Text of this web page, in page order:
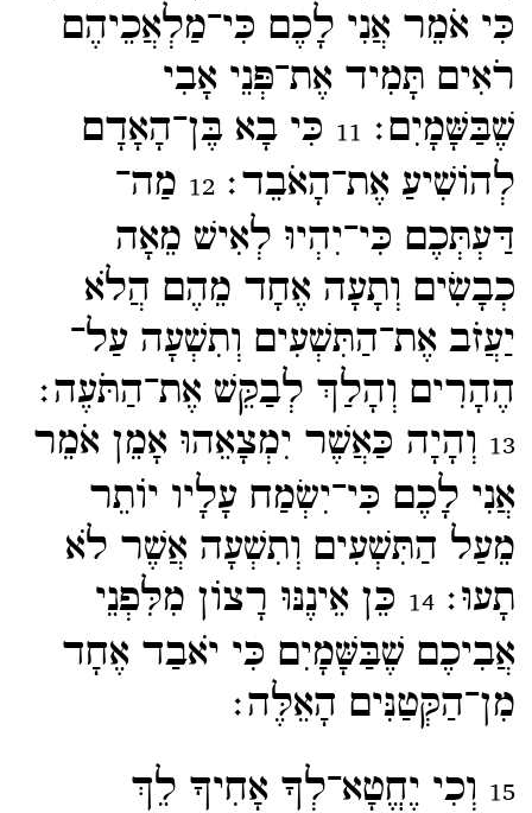
כִּי אֹמֵר אֲנִי לָכֶם כִּי־​מַלְאֲכֵיהֶם
רֹאִים תָּמִיד אֶת־​פְּנֵי אָבִי
שֶׁבַּשָּׁמָיִם׃ 11 כִּי בָא בֶּן־​הָאָדָם
לְהוֹשִׁיעַ אֶת־​הָאֹבֵד׃12 מַה־​
דַּעְתְּכֶם כִּי־​יִהְיוּ לְאִישׁ מֵאָה
כְבָשִׂים וְתָעָה אֶחָד מֵהֶם הֲלֹא
יַעֲזֹב אֶת־​הַתִּשְׁעִים וְתִשְׁעָה עַל־​
הֶהָרִים וְהָלַךְ לְבַקֵּשׁ אֶת־​הַתֹּעֶה׃
13 וְהָיָה כַּאֲשֶׁר יִמְצָאֵהוּ אָמֵן אֹמֵר
אֲנִי לָכֶם כִּי־​יִשְׂמַח עָלָיו יוֹתֵר
מֵעַל הַתִּשְׁעִים וְתִשְׁעָה אֲשֶׁר לֹא
תָעוּ׃14 כֵּן אֵינֶנּוּ רָצוֹן מִלִּפְנֵי
אֲבִיכֶם שֶׁבַּשָּׁמָיִם כִּי יֹאבַד אֶחָד
מִן־​הַקְּטַנִּים הָאֵלֶּה׃
15 וְכִי יֶחֱטָא־​לְךָ אָחִיךָ לֵךְ